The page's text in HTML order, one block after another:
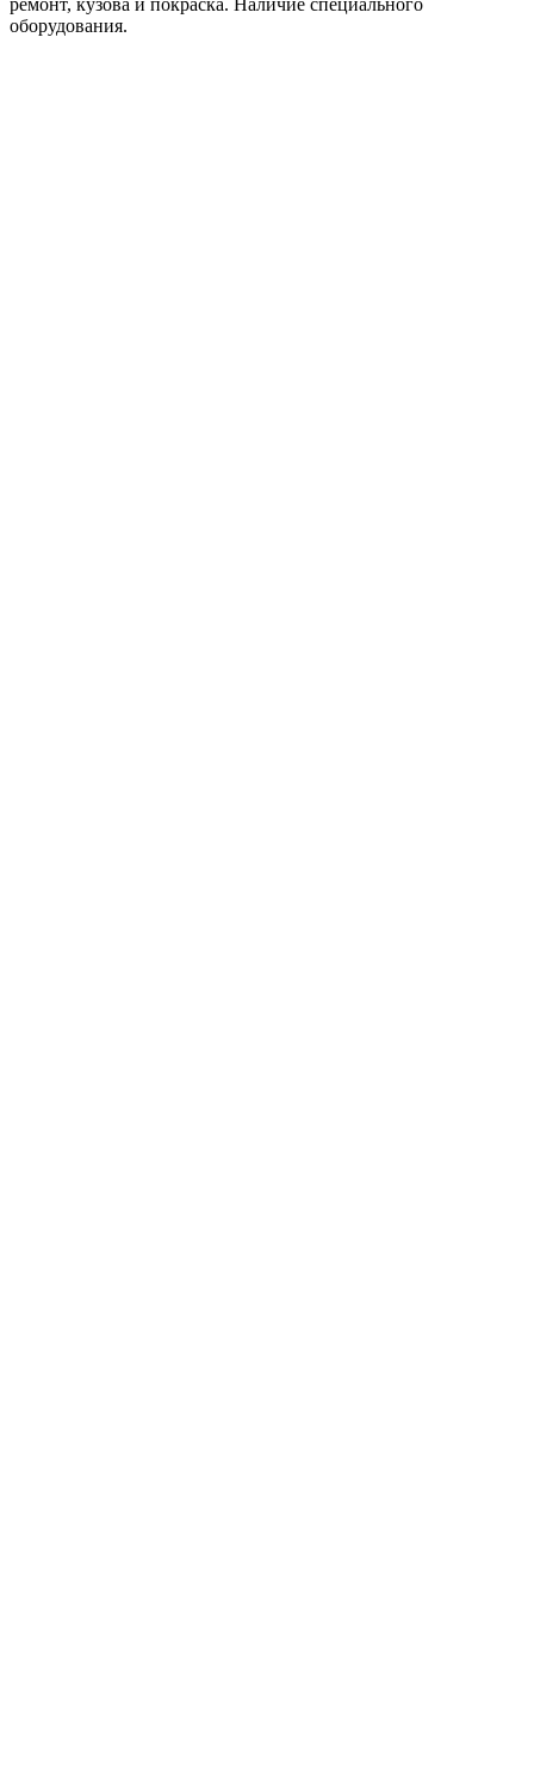
ремонт, кузова и покраска. Наличие специального
оборудования.